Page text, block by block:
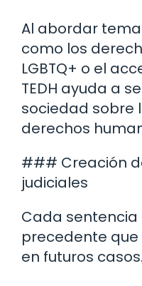
Al abordar
como los
LGBTQ+ o el
TEDH ayuda a
sociedad sobre
derechos
### Creación
judiciales
Cada sentencia
precedente
en futuros casos.